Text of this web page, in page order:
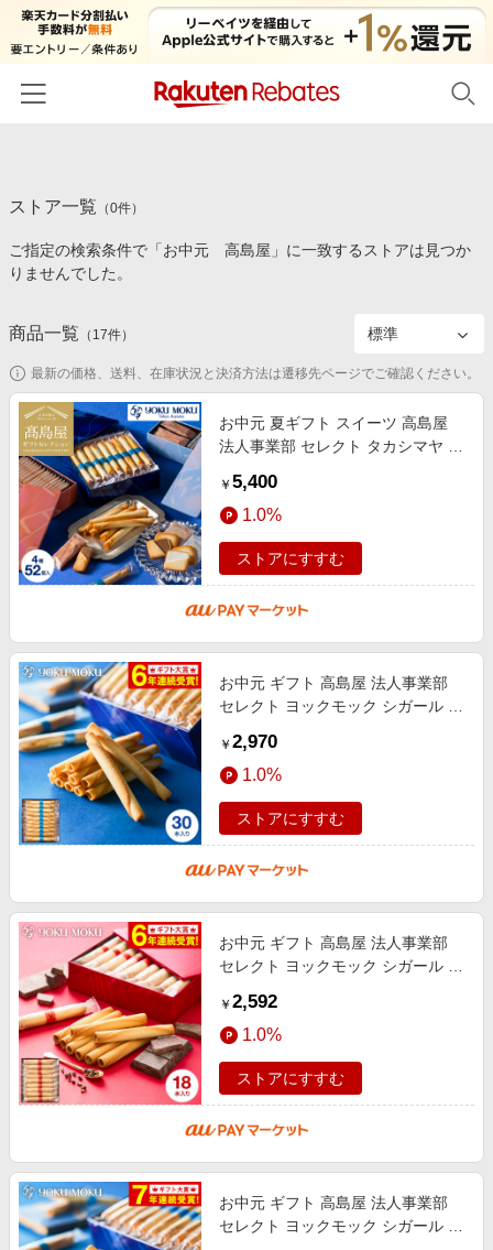
カテゴリー一覧
百貨店・総合ECモール
食品・スイーツ・お酒
コスメ・健康・医薬品
キッズ・ベビー用品
家電・PC・スマホ・カメラ
エンタメ
スポーツ・アウトドア・ゴルフ
インテリア・寝具
旅行・レジャー・ホテル予約
生活・お役立ち
金融・マネー・保険
デジタルコンテンツ
ビジネス・その他サービス
イベント一覧
初回購入者限定特典
対象ストア新規限定特典
新着ストアのご紹介
電子書籍特集
楽天ペイ導入ストア
楽天サービス特集
旅行特集
わくわく夏特集
とことん買い物チャレンジ
Apple公式サイト×楽天カード分割払い
Samsung ボーナスキャンペーン
週末の高還元 夏の長期版
楽天IDでログイン/会員登録
ストア一覧 （0件）
ご指定の検索条件で「お中元 高島屋」に一致するストアは見つか
りませんでした。
商品一覧 （ 17件）
最新の価格、送料、在庫状況と決済方法は遷移先ページでご確認ください。
お中元 夏ギフト スイーツ 高島屋
法人事業部 セレクト タカシマヤ ヨ
スキュイ 4種 52個入 YAB-BS /
￥ 5,400
1.0%
ストアにすすむ
お中元 ギフト 高島屋 法人事業部
セレクト ヨックモック シガール 30
すめ 結婚内祝い 出産内祝い 結婚
￥ 2,970
1.0%
ストアにすすむ
お中元 ギフト 高島屋 法人事業部
セレクト ヨックモック シガール オ
国産 高級 おすすめ 結婚内祝い
￥ 2,592
1.0%
ストアにすすむ
お中元 ギフト 高島屋 法人事業部
セレクト ヨックモック シガール 20